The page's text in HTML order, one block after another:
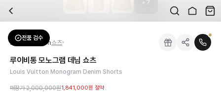
배송은 얼마나 걸리나요?
검수는 어떻게 진행되나요? 검수 사진을 받을 수 있나요?
전문 스태프가 실물 상품을 직접 확인한 후 검수 사진을 제공합니다. 가죽 재질,
교환이나 반품이 가능한가요?
수령 후 7일 이내 신청하시면 상품 하자, 사이즈 불일치, 고객 변심 모두 교환·반
쿠폰과 적립금을 함께 사용할 수 있나요?
네, 쿠폰과 적립금을 결제 시 함께 사용하실 수 있습니다. 적립금은 1,000원 이상
브랜드:
성별:여성
색상:베이지
가격:159,000원
루이비통의 아이코닉한 모노그램 패턴이 돋보이는 데님 쇼츠로, 고급스러움과 캐
루이비통 모노그램 데님 쇼츠
7
전품 검수
Louis Vuitton쇼츠
루이비통 모노그램 데님 쇼츠
Louis Vuitton Monogram Denim Shorts
매장가2,000,000원1,841,000원 절약